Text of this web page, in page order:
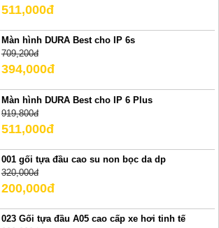
511,000đ
Màn hình DURA Best cho IP 6s
709,200đ
394,000đ
Màn hình DURA Best cho IP 6 Plus
919,800đ
511,000đ
001 gối tựa đầu cao su non bọc da dp
320,000đ
200,000đ
023 Gối tựa đầu A05 cao cấp xe hơi tinh tế